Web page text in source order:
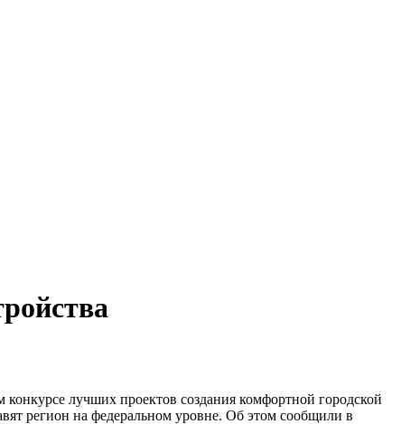
лучших проектов создания комфортной городской
регион на федеральном уровне. Об этом сообщили в